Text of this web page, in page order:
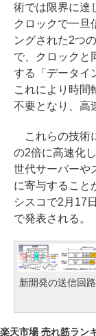
術では限界に達
クロックで一旦
ングされた2つ
で、クロックと
する「データイ
これにより時間
不要となり、高
これらの技術
の2倍に高速化
世代サーバーや
に寄与すること
シスコで2月17
で発表される。
新開発の送信回路
楽天市場 売れ筋ラン